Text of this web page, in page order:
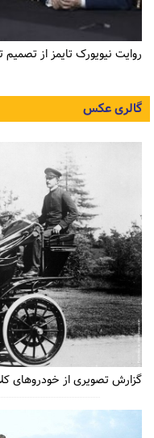
روایت نیویورک تایمز از تصمیم
گالری عکس
گزارش تصویری از خودروهای